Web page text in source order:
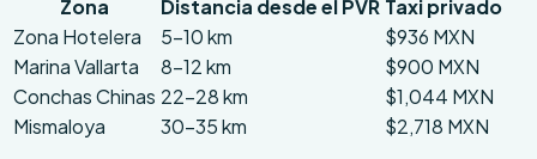
Zona
Distancia desde el PVR Taxi privado
Zona Hotelera
5-10 km
$936 MXN
Marina Vallarta
8-12 km
$900 MXN
Conchas Chinas 22-28 km
$1,044 MXN
Mismaloya
30-35 km
$2,718 MXN